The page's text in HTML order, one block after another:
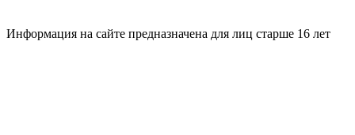
Информация на сайте предназначена для лиц старше 16 лет